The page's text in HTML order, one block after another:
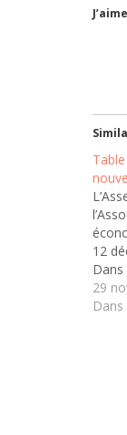
12
table
: de
29